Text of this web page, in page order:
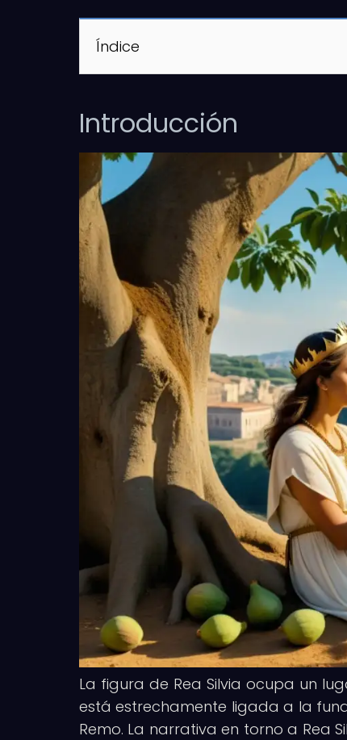
Índice
Introducción
La figura de Rea Silvia ocupa un
está estrechamente ligada a la
Remo. La narrativa en torno a Rea